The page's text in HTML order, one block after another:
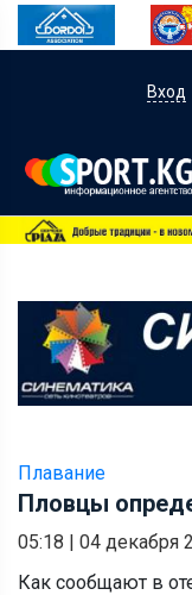
Вход
Плавание
Пловцы
05:18 | 04 декабря
Как сообщают в